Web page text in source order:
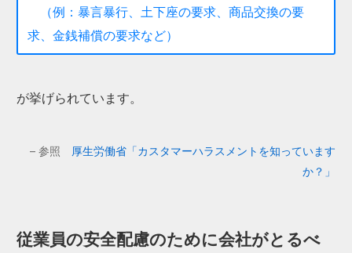
（例：暴言暴行、土下座の要求、商品交換の要
求、金銭補償の要求など）
が挙げられています。
– 参照
厚生労働省「カスタマーハラスメントを知っています
か？」
従業員の安全配慮のために会社がとるべ